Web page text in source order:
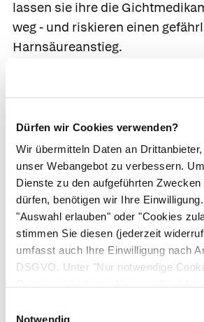
Dürfen wir Cookies verwenden?
Wir übermitteln Daten an
unser Webangebot zu verbessern.
Dienste zu den aufgeführten
dürfen, benötigen wir Ihre
"Auswahl erlauben" oder "Cookies
stimmen Sie diesen (jederzeit
umfasst auch Ihre Einwilligung nach
DSGVO. Unter "Nur notwendige
Notwendig
lassen sie ihre die
weg - und riskieren einen
Harnsäureanstieg.
100 000
regelmäßig einzunehmen. Denn
Harnsäurewerte sind auch für
Gefäße gut. Das hat eine Studie
Erwachsenen ergeben, denen
neu diagnostizierten Gicht
Medikamente verordnet wurden.
Die Frauen und Männer
Gruppe A waren diejenigen,